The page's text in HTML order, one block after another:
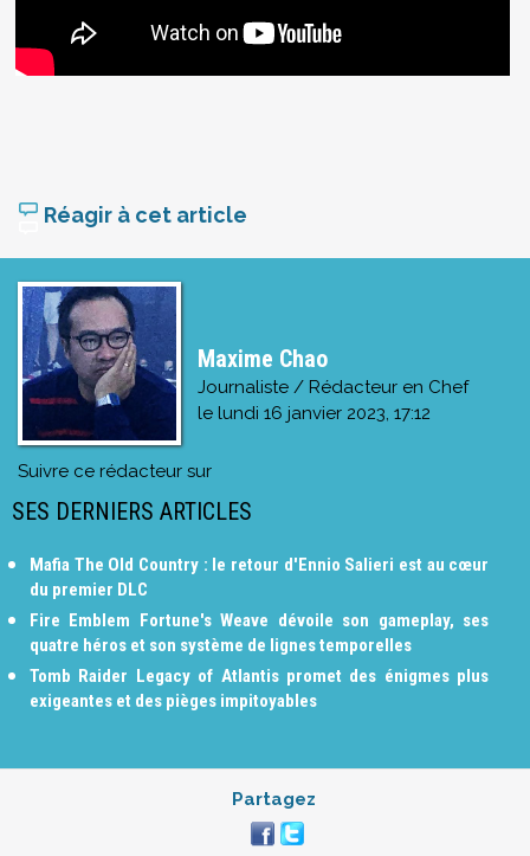
Réagir à cet article
Maxime Chao
Journaliste / Rédacteur en Chef
le lundi 16 janvier 2023, 17:12
Suivre ce rédacteur sur
SES DERNIERS ARTICLES
Mafia The Old Country : le retour d'Ennio Salieri est au cœur
du premier DLC
Fire Emblem Fortune's Weave dévoile son gameplay, ses
quatre héros et son système de lignes temporelles
Tomb Raider Legacy of Atlantis promet des énigmes plus
exigeantes et des pièges impitoyables
Partagez